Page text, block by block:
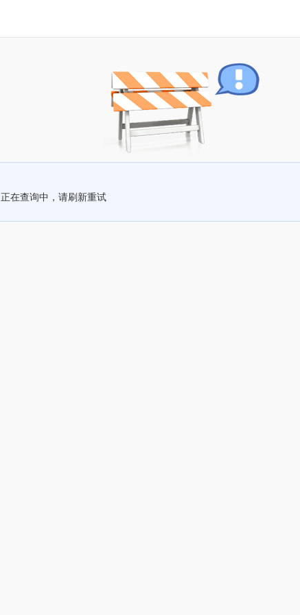
正在查询中，请刷新重试